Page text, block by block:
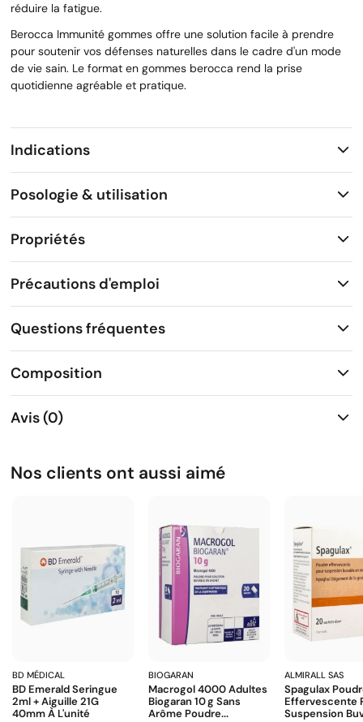
réduire la fatigue.
Berocca Immunité gommes offre une solution facile à prendre
pour soutenir vos défenses naturelles dans le cadre d'un mode
de vie sain. Le format en gommes berocca rend la prise
quotidienne agréable et pratique.
Indications
Posologie & utilisation
Propriétés
Précautions d'emploi
Questions fréquentes
Composition
Avis (0)
Nos clients ont aussi aimé
BD MÉDICAL
BD Emerald Seringue
2ml + Aiguille 21G
40mm À L'unité
BIOGARAN
Macrogol 4000 Adultes
Biogaran 10 G Sans
Arôme Poudre...
ALMIRALL SAS
Spagulax
Effervescente
Suspension